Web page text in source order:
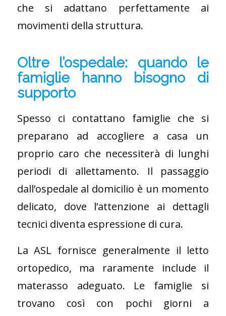
che si adattano perfettamente ai
movimenti della struttura.
Oltre l’ospedale: quando le
famiglie hanno bisogno di
supporto
Spesso ci contattano famiglie che si
preparano ad accogliere a casa un
proprio caro che necessiterà di lunghi
periodi di allettamento. Il passaggio
dall’ospedale al domicilio è un momento
delicato, dove l’attenzione ai dettagli
tecnici diventa espressione di cura.
La ASL fornisce generalmente il letto
ortopedico, ma raramente include il
materasso adeguato. Le famiglie si
trovano così con pochi giorni a